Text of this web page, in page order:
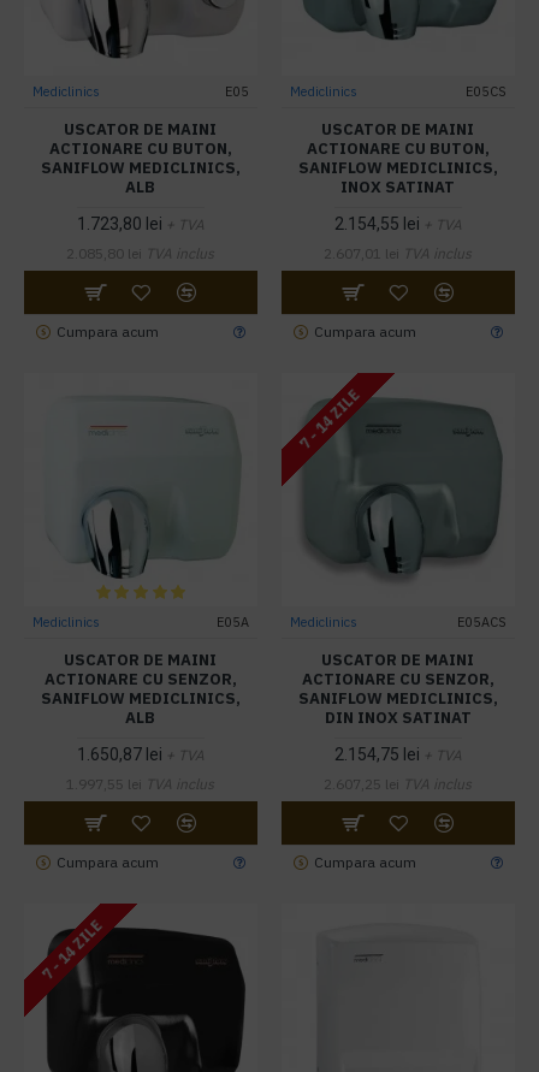
Mediclinics E05
USCATOR DE MAINI
ACTIONARE CU BUTON,
SANIFLOW MEDICLINICS,
ALB
1.723,80 lei + TVA
2.085,80 lei TVA inclus
Cumpara acum
Mediclinics E05CS
USCATOR DE MAINI
ACTIONARE CU BUTON,
SANIFLOW MEDICLINICS,
INOX SATINAT
2.154,55 lei + TVA
2.607,01 lei TVA inclus
Cumpara acum
Mediclinics E05A
USCATOR DE MAINI
ACTIONARE CU SENZOR,
SANIFLOW MEDICLINICS,
ALB
1.650,87 lei + TVA
1.997,55 lei TVA inclus
Cumpara acum
7 - 14 ZILE
Mediclinics E05ACS
USCATOR DE MAINI
ACTIONARE CU SENZOR,
SANIFLOW MEDICLINICS,
DIN INOX SATINAT
2.154,75 lei + TVA
2.607,25 lei TVA inclus
Cumpara acum
7 - 14 ZILE